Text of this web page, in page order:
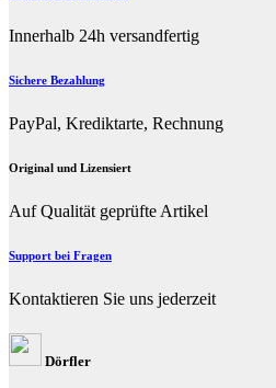
Innerhalb 24h versandfertig
Sichere Bezahlung
PayPal, Krediktarte, Rechnung
Original und Lizensiert
Auf Qualität geprüfte Artikel
Support bei Fragen
Kontaktieren Sie uns jederzeit
Dörfler